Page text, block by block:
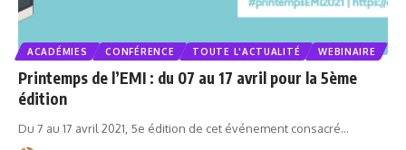
ACADÉMIES CONFÉRENCE TOUTE L'ACTUALITÉ WEBINAIRE
Printemps de l’EMI : du 07 au 17 avril pour la 5ème
édition
Du 7 au 17 avril 2021, 5e édition de cet événement consacré…